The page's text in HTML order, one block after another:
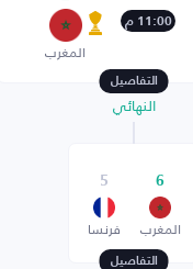
11:00 م
المغرب
التفاصيل
النهائي
6
المغرب
5
فرنسا
التفاصيل